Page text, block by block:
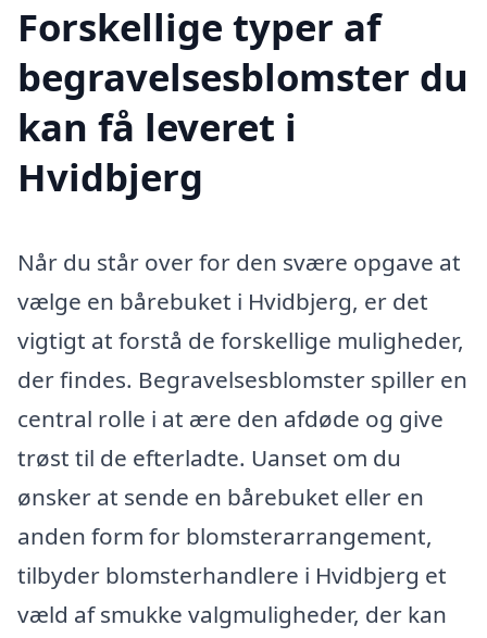
Forskellige typer af
begravelsesblomster du
kan få leveret i
Hvidbjerg
Når du står over for den svære opgave at
vælge en bårebuket i Hvidbjerg, er det
vigtigt at forstå de forskellige muligheder,
der findes. Begravelsesblomster spiller en
central rolle i at ære den afdøde og give
trøst til de efterladte. Uanset om du
ønsker at sende en bårebuket eller en
anden form for blomsterarrangement,
tilbyder blomsterhandlere i Hvidbjerg et
væld af smukke valgmuligheder, der kan